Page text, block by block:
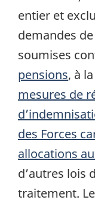
entier et
demandes
soumises
pensions, à
mesures de
des Forces
allocations
d’autres lois
traitement.